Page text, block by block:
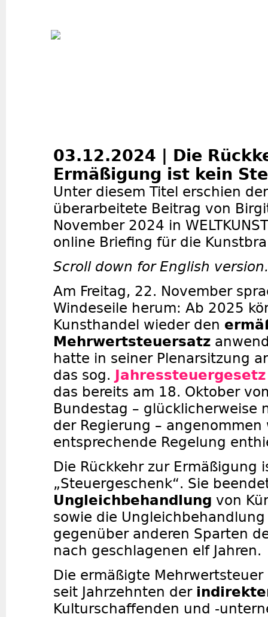
03.12.2024 | Die
Ermäßigung ist kein
Unter diesem Titel erschien
überarbeitete Beitrag von
November 2024 in
online Briefing für die
Scroll down for English version.
Am Freitag, 22. November
Windeseile herum: Ab 2025
Kunsthandel wieder den
Mehrwertsteuersatz
hatte in seiner Plenarsitzung
das sog.
das bereits am 18. Oktober
Bundestag – glücklicherweise
der Regierung –
entsprechende Regelung
Die Rückkehr zur Ermäßigung
„Steuergeschenk“. Sie
Ungleichbehandlung von
sowie die Ungleichbehandlung
gegenüber anderen Sparten
nach geschlagenen elf Jahren.
Die ermäßigte
seit Jahrzehnten der
Kulturschaffenden und -